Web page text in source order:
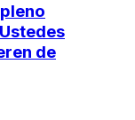
de